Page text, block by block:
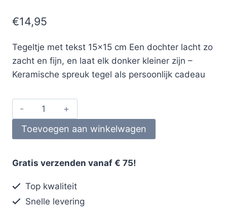
€14,95
Tegeltje met tekst 15×15 cm Een dochter lacht zo
zacht en fijn, en laat elk donker kleiner zijn –
Keramische spreuk tegel als persoonlijk cadeau
Toevoegen aan winkelwagen
Gratis verzenden vanaf € 75!
Top kwaliteit
Snelle levering